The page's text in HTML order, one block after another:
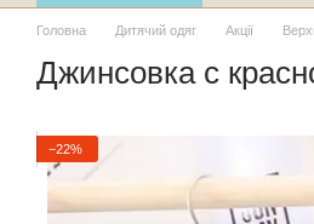
Головна Дитячий одяг Акції
Джинсовка с
−22%